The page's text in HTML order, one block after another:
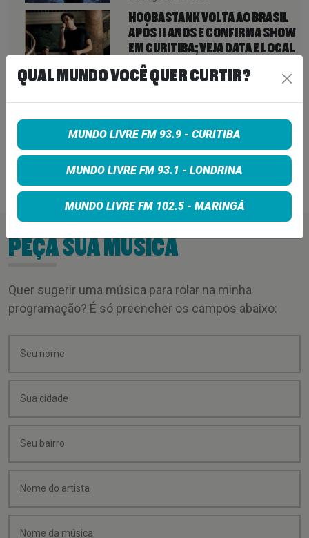
HOOBASTANK VOLTA AO BRASIL
APÓS 11 ANOS E CONFIRMA SHOW
EM CURITIBA; VEJA DATA E LOCAL
COM QUEENS OF THE STONE AGE
E REVELA COMO SERÁ A NOVA
FASE NOS PALCOS
PEÇA SUA MÚSICA
Quer sugerir uma música para rolar na minha
programação? É só preencher os campos abaixo:
QUAL MUNDO VOCÊ QUER CURTIR?
MUNDO LIVRE FM 93.9 - CURITIBA
MUNDO LIVRE FM 93.1 - LONDRINA
MUNDO LIVRE FM 102.5 - MARINGÁ